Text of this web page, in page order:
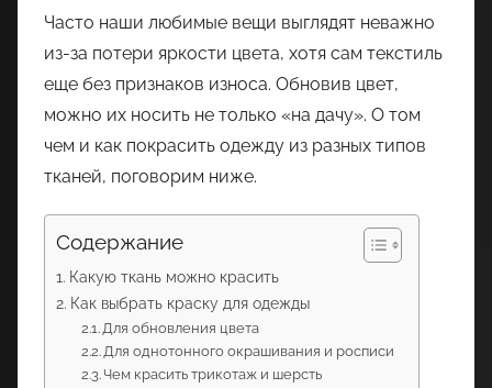
Часто наши любимые вещи выглядят неважно
из-за потери яркости цвета, хотя сам текстиль
еще без признаков износа. Обновив цвет,
можно их носить не только «на дачу». О том
чем и как покрасить одежду из разных типов
тканей, поговорим ниже.
Содержание
Какую ткань можно красить
Как выбрать краску для одежды
Для обновления цвета
Для однотонного окрашивания и росписи
Чем красить трикотаж и шерсть